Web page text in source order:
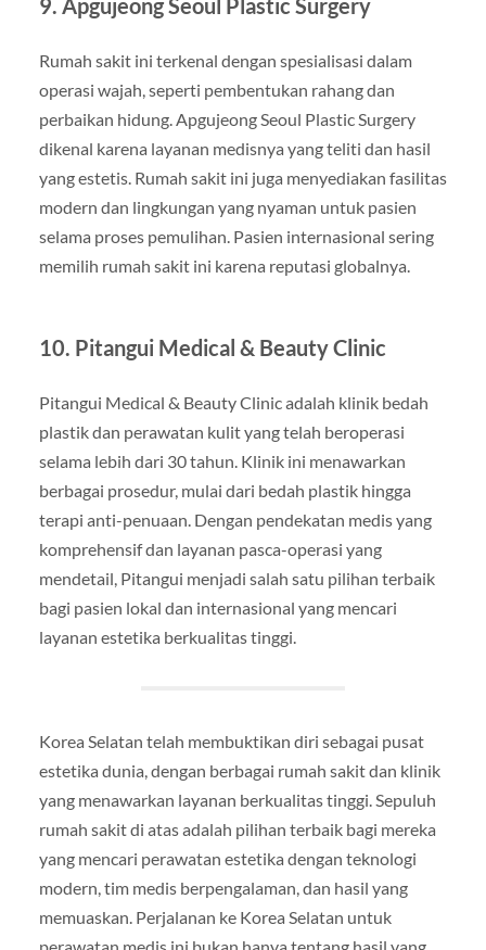
9. Apgujeong Seoul Plastic Surgery
Rumah sakit ini terkenal dengan spesialisasi dalam
operasi wajah, seperti pembentukan rahang dan
perbaikan hidung. Apgujeong Seoul Plastic Surgery
dikenal karena layanan medisnya yang teliti dan hasil
yang estetis. Rumah sakit ini juga menyediakan fasilitas
modern dan lingkungan yang nyaman untuk pasien
selama proses pemulihan. Pasien internasional sering
memilih rumah sakit ini karena reputasi globalnya.
10. Pitangui Medical & Beauty Clinic
Pitangui Medical & Beauty Clinic adalah klinik bedah
plastik dan perawatan kulit yang telah beroperasi
selama lebih dari 30 tahun. Klinik ini menawarkan
berbagai prosedur, mulai dari bedah plastik hingga
terapi anti-penuaan. Dengan pendekatan medis yang
komprehensif dan layanan pasca-operasi yang
mendetail, Pitangui menjadi salah satu pilihan terbaik
bagi pasien lokal dan internasional yang mencari
layanan estetika berkualitas tinggi.
Korea Selatan telah membuktikan diri sebagai pusat
estetika dunia, dengan berbagai rumah sakit dan klinik
yang menawarkan layanan berkualitas tinggi. Sepuluh
rumah sakit di atas adalah pilihan terbaik bagi mereka
yang mencari perawatan estetika dengan teknologi
modern, tim medis berpengalaman, dan hasil yang
memuaskan. Perjalanan ke Korea Selatan untuk
perawatan medis ini bukan hanya tentang hasil yang